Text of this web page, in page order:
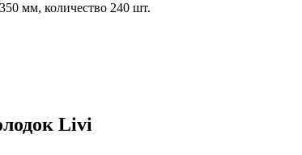
мм, количество 240 шт.
Livi